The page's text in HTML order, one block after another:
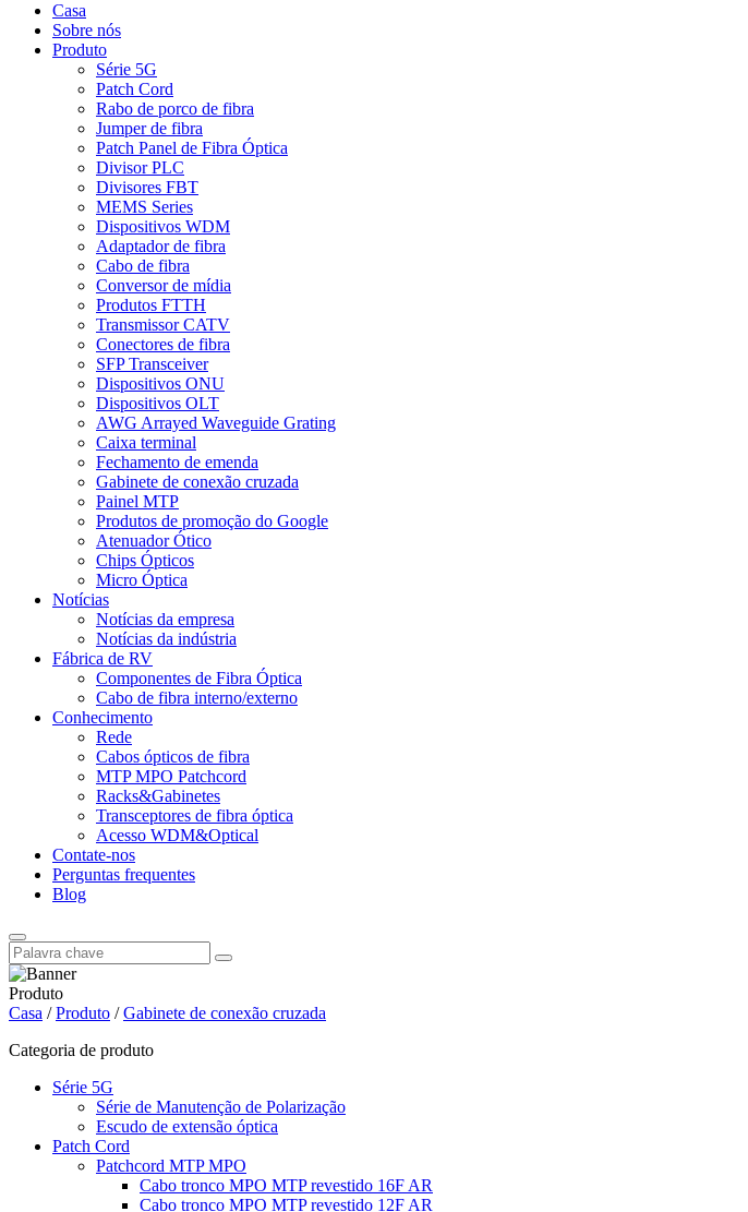
Casa
Sobre nós
Produto
Série 5G
Patch Cord
Rabo de porco de fibra
Jumper de fibra
Patch Panel de Fibra Óptica
Divisor PLC
Divisores FBT
MEMS Series
Dispositivos WDM
Adaptador de fibra
Cabo de fibra
Conversor de mídia
Produtos FTTH
Transmissor CATV
Conectores de fibra
SFP Transceiver
Dispositivos ONU
Dispositivos OLT
AWG Arrayed Waveguide Grating
Caixa terminal
Fechamento de emenda
Gabinete de conexão cruzada
Painel MTP
Produtos de promoção do Google
Atenuador Ótico
Chips Ópticos
Micro Óptica
Notícias
Notícias da empresa
Notícias da indústria
Fábrica de RV
Componentes de Fibra Óptica
Cabo de fibra interno/externo
Conhecimento
Rede
Cabos ópticos de fibra
MTP MPO Patchcord
Racks&Gabinetes
Transceptores de fibra óptica
Acesso WDM&Optical
Contate-nos
Perguntas frequentes
Blog
Produto
Casa /Produto /Gabinete de conexão cruzada
Categoria de produto
Série 5G
Série de Manutenção de Polarização
Escudo de extensão óptica
Patch Cord
Patchcord MTP MPO
Cabo tronco MPO MTP revestido 16F AR
Cabo tronco MPO MTP revestido 12F AR